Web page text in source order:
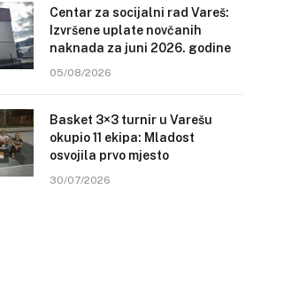
Centar za socijalni rad Vareš:
Izvršene uplate novčanih
naknada za juni 2026. godine
05/08/2026
Basket 3×3 turnir u Varešu
okupio 11 ekipa: Mladost
osvojila prvo mjesto
30/07/2026